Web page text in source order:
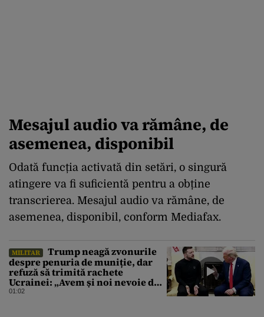
Mesajul audio va rămâne, de
asemenea, disponibil
Odată funcția activată din setări, o singură
atingere va fi suficientă pentru a obține
transcrierea. Mesajul audio va rămâne, de
asemenea, disponibil, conform Mediafax.
MILITAR
Trump neagă zvonurile
despre penuria de muniție, dar
refuză să trimită rachete
Ucrainei: „Avem și noi nevoie de
rachete”
01:02